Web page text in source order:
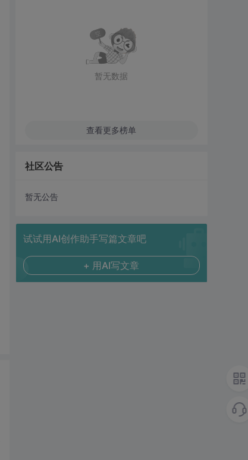
暂无数据
查看更多榜单
社区公告
暂无公告
试试用AI创作助手写篇文章吧
+ 用AI写文章